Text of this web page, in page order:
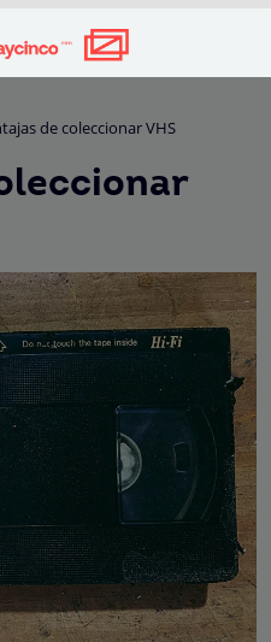
de coleccionar VHS